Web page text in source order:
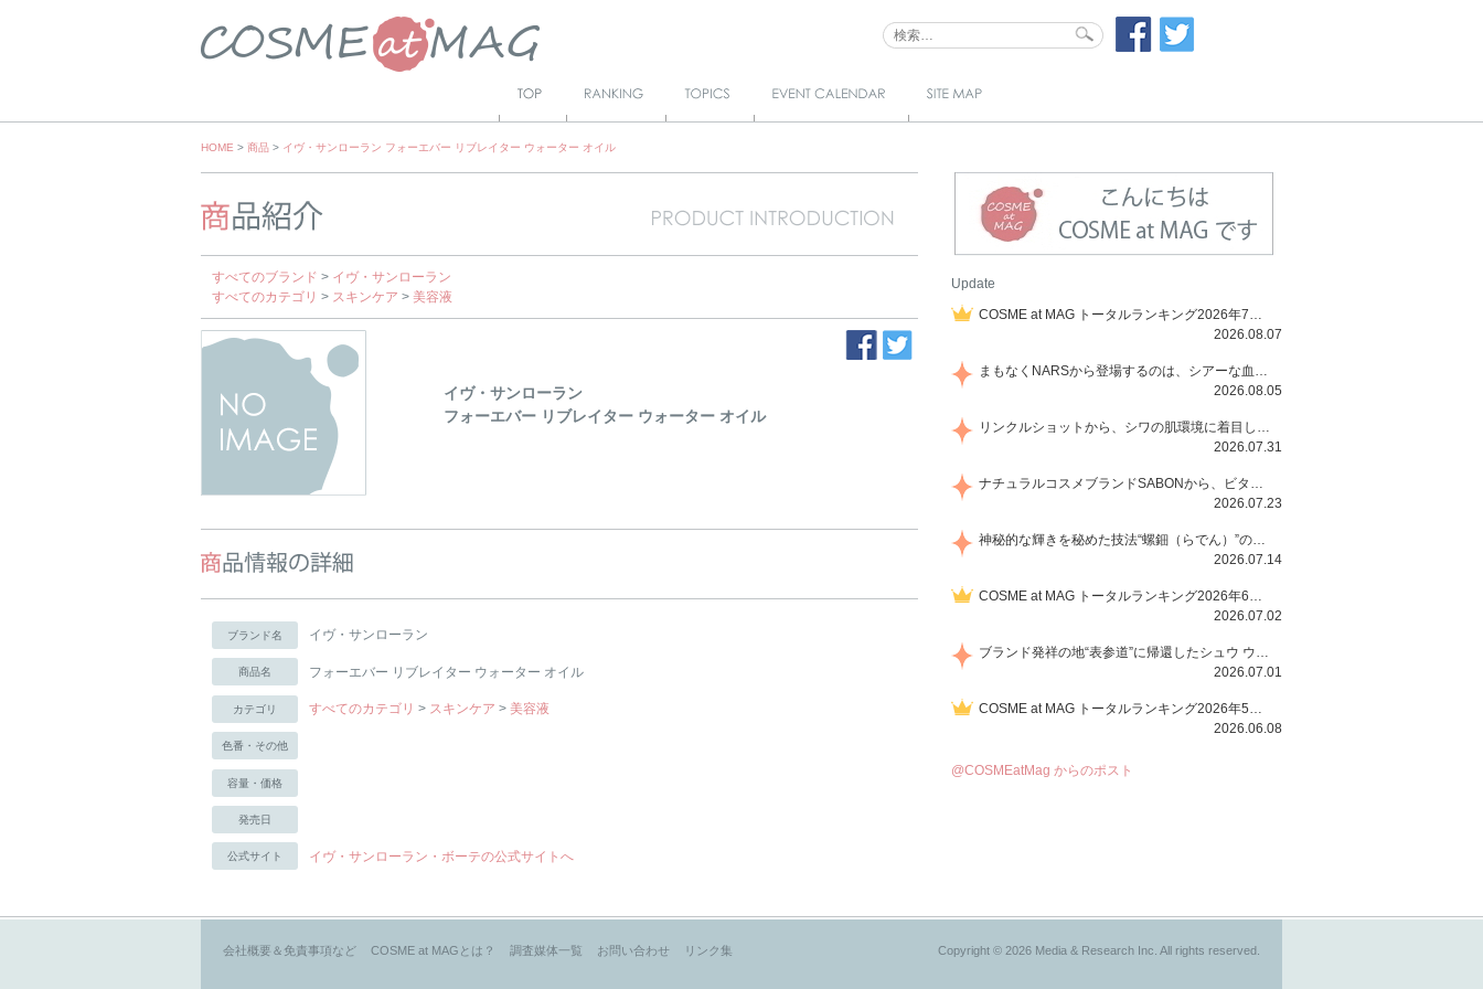
ップ
Skip
HOME > 商品 > イヴ・サンローラン フォーエバー リブレイター ウォーター オイル
すべてのブランド > イヴ・サンローラン
すべてのカテゴリ > スキンケア > 美容液
イヴ・サンローラン
フォーエバー リブレイター ウォーター オイル
ブランド名 イヴ・サンローラン
商品名 フォーエバー リブレイター ウォーター オイル
カテゴリ すべてのカテゴリ > スキンケア > 美容液
色番・その他
容量・価格
発売日
公式サイト イヴ・サンローラン・ボーテの公式サイトへ
Update
COSME at MAG トータルランキング2026年7月号
2026.08.07
まもなくNARSから登場するのは、シアーな血色感と高揚感が魅力の新作リキッドブラッシュ「インセイシャブル リキッドブラッシュ」と、ゴールデンアワーに染まる空にインスピレーションを得た「アフターグロー リップシャイン」の新色！夏をハックして！
2026.08.05
リンクルショットから、シワの肌環境に着目した初のローションとナイトクリームが登場！デイリーケアで、シワ特有の肌環境を改善し、シワが目立たない肌へと導きます。
2026.07.31
ナチュラルコスメブランドSABONから、ビタミンC配合のビタミンスムージーマスク「ラディアンスマスク」と、ペパーミントにオーガニックハーブを凝縮したジェルの涼感トリートメント美容液「スカルプセラム リフレッシング」が登場！日々のデイリーケアで、過酷な猛暑で疲れた肌や頭皮をサポート、心地よくリフレッシュし、優しく肌を整えます。
2026.07.23
神秘的な輝きを秘めた技法“螺鈿（らでん）”の多彩で多様な煌めきに着想を得たSUQQUの2026 秋 カラーコレクションから登場するのは、艶然と輝くアイシャドウや偏光パールを配したフェイスカラー、繊細なパールの煌めくネイル、そしてそれらを際立てる“朧げな艶”を秘めた新リクイドリップ「ブラー リクイド リップ」。強さを秘めたまろやかな洗練の表情に。
2026.07.14
COSME at MAG トータルランキング2026年6月号
2026.07.02
ブランド発祥の地“表参道”に帰還したシュウ ウエムラから、“骨格美“を叶えるクレヨンタイプのフェイスカラー「スカルプト クレヨン」と、ブランド初のリノベーションで進化した名品アイブロウ「ハード フォーミュラ ハード 10」が登場！
2026.07.01
COSME at MAG トータルランキング2026年5月号
2026.06.08
@COSMEatMag からのポスト
会社概要＆免責事項など COSME at MAGとは？ 調査媒体一覧 お問い合わせ リンク集 Copyright © 2026 Media & Research Inc. All rights reserved.